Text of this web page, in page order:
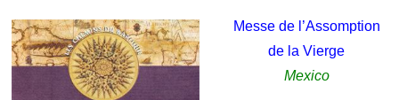
Messe de l’Assomption
de la Vierge
Mexico